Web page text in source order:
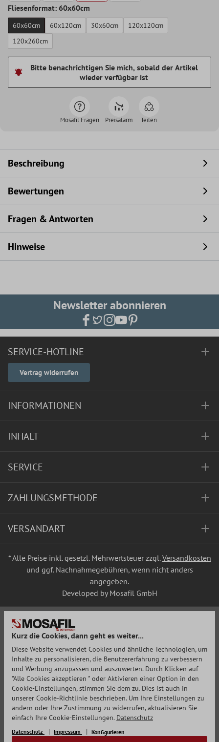
Fliesenformat: 60x60cm
60x60cm 60x120cm 30x60cm
120x120cm
120x260cm
Bitte benachrichtigen Sie mich, sobald der Artikel
wieder verfügbar ist
Mosafil Fragen Preisalarm Teilen
Beschreibung
Bewertungen
Fragen & Antworten
Hinweise
Newsletter abonnieren
SERVICE-HOTLINE
Vertrag widerrufen
INFORMATIONEN
INHALT
SERVICE
ZAHLUNGSMETHODE
VERSANDART
* Alle Preise inkl. gesetzl. Mehrwertsteuer zzgl.Versandkosten
und ggf. Nachnahmegebühren, wenn nicht anders
angegeben.
Developed by Mosafil GmbH
Kurz die Cookies, dann geht es weiter...
Diese Website verwendet Cookies und ähnliche Technologien, um
Inhalte zu personalisieren, die Benutzererfahrung zu verbessern
und Werbung anzupassen und auszuwerten. Durch Klicken auf
"Alle Cookies akzeptieren " oder Aktivieren einer Option in den
Cookie-Einstellungen, stimmen Sie dem zu. Dies ist auch in
unserer Cookie-Richtlinie beschrieben. Um Ihre Einstellungen zu
ändern oder Ihre Zustimmung zu widerrufen, aktualisieren Sie
einfach Ihre Cookie-Einstellungen. Datenschutz
Datenschutz Impressum Konfigurieren